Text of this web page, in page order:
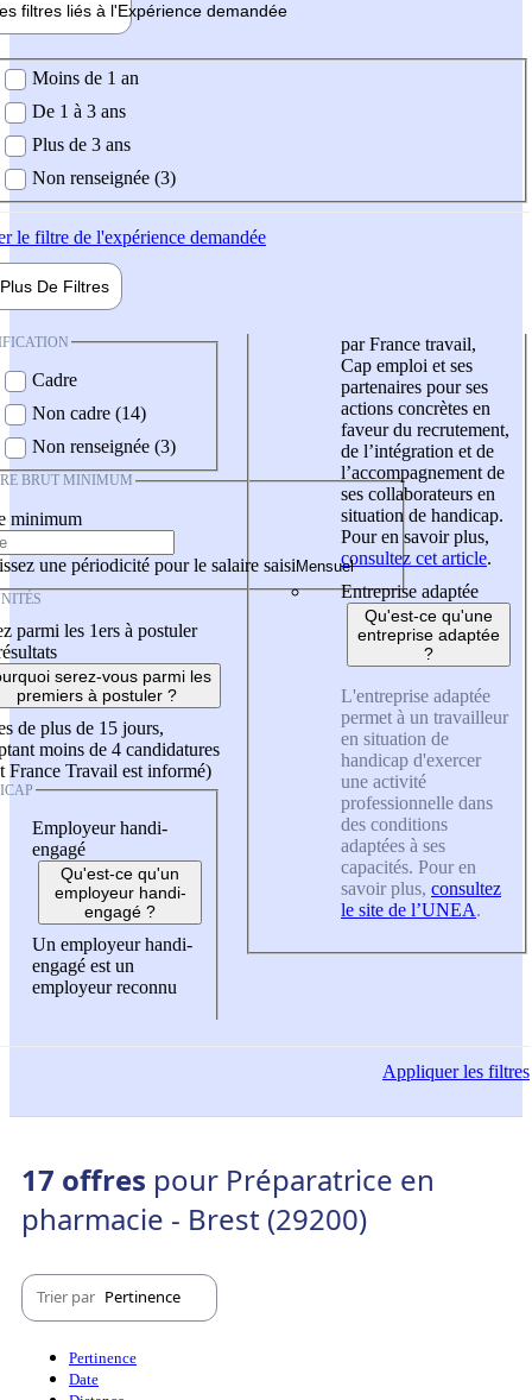
filtres liés à l'Expérience demandée
demandée
Moins de 1 an
De 1 à 3 ans
Plus de 3 ans
Non renseignée (3)
le filtre de l'expérience demandée
Plus De Filtres
Cadre
Non cadre (14)
Non renseignée (3)
BRUT MINIMUM
minimum
une périodicité pour le salaire saisi
parmi les 1ers à postuler
serez-vous parmi les
premiers à postuler ?
de plus de 15 jours,
moins de 4 candidatures
France Travail est informé)
Employeur handi-
engagé
Qu'est-ce qu'un
employeur handi-
engagé ?
Un employeur handi-
engagé est un
employeur reconnu
par France travail,
Cap emploi et ses
partenaires pour ses
actions concrètes en
faveur du recrutement,
de l’intégration et de
l’accompagnement de
ses collaborateurs en
situation de handicap.
Pour en savoir plus,
consultez cet article.
Entreprise adaptée
Qu'est-ce qu'une
entreprise adaptée
?
L'entreprise adaptée
permet à un travailleur
en situation de
handicap d'exercer
une activité
professionnelle dans
des conditions
adaptées à ses
capacités. Pour en
savoir plus, consultez
le site de l’UNEA.
Appliquerles filtres
17 offres pour Préparatrice en
pharmacie - Brest (29200)
Trier par Pertinence
Pertinence
Date